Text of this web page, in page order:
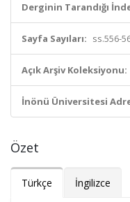
Derginin Tarandığı
Sayfa Sayıları: ss.556-
Açık Arşiv Koleksiyonu:
İnönü Üniversitesi
Özet
Türkçe İngilizce